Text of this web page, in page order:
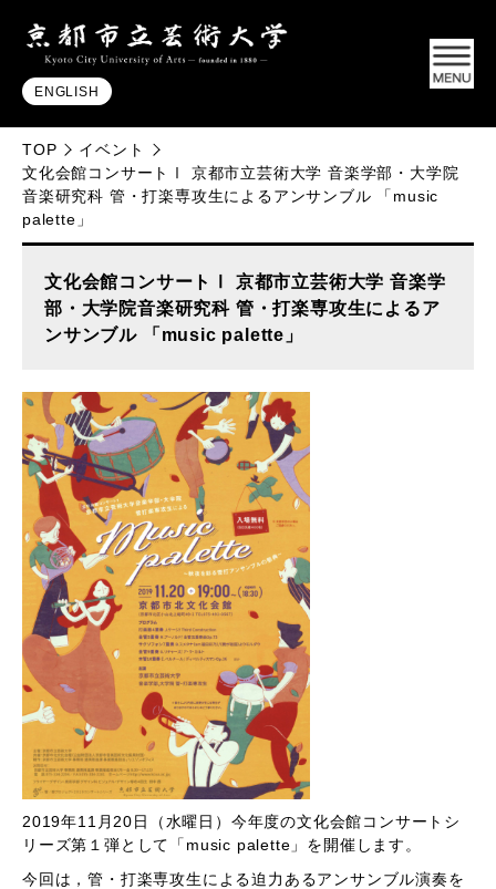
ENGLISH
TOP
イベント
文化会館コンサートⅠ 京都市立芸術大学 音楽学部・大学院
音楽研究科 管・打楽専攻生によるアンサンブル 「music
palette」
文化会館コンサートⅠ 京都市立芸術大学 音楽学
部・大学院音楽研究科 管・打楽専攻生によるア
ンサンブル 「music palette」
2019年11月20日（水曜日）今年度の文化会館コンサートシ
リーズ第１弾として「 music palette 」を開催します。
今回は，管・打楽専攻生による迫力あるアンサンブル演奏を